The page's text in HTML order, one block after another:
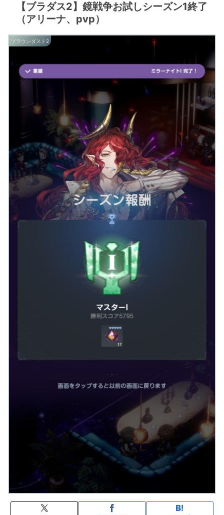
【ブラダス2】鏡戦争お試しシーズン1終了
（アリーナ、pvp）
ブラウンダスト2